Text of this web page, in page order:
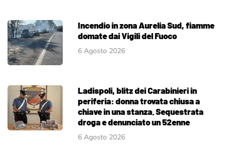
Incendio in zona Aurelia Sud, fiamme
domate dai Vigili del Fuoco
6 Agosto 2026
Ladispoli, blitz dei Carabinieri in
periferia: donna trovata chiusa a
chiave in una stanza. Sequestrata
droga e denunciato un 52enne
6 Agosto 2026